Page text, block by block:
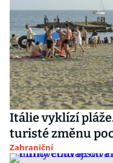
Itálie vyklízí
turisté změnu
Zahraniční